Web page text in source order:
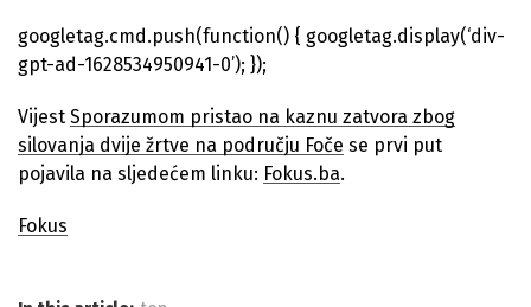
googletag.cmd.push(function() { googletag.display(‘div-
gpt-ad-1628534950941-0’); });
Vijest Sporazumom pristao na kaznu zatvora zbog
silovanja dvije žrtve na području Foče se prvi put
pojavila na sljedećem linku: Fokus.ba.
Fokus